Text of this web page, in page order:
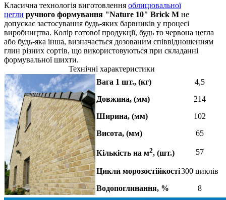
Класична технологія виготовлення облицювальної
цегли ручного формування "Nature 10" Brick М не
допускає застосування будь-яких барвників у процесі
виробництва. Колір готової продукції, будь то червона цегла
або будь-яка інша, визначається дозованим співвідношенням
глин різних сортів, що використовуються при складанні
формувальної шихти.
Технічні характеристики
Вага 1 шт., (кг)
4,5
Довжина, (мм)
214
Ширина, (мм)
102
Висота, (мм)
65
Кількість на м2, (шт.) 57
Цикли морозостійкості300 циклів
Водопоглинання, %
8